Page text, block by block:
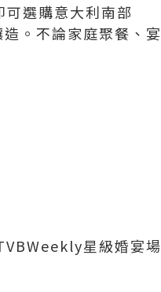
選購意大利南部
。不論家庭聚餐、宴
星級婚宴場